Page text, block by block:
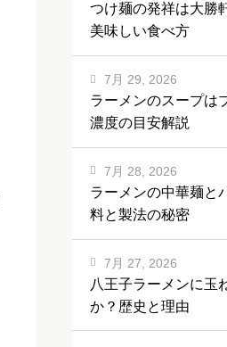
つけ麺の発祥は大勝
美味しい食べ方
ラーメンのスープは
濃度の目安解説
7月 29, 2026
ラーメンの中華麺と
料と製法の秘密
7月 28, 2026
八王子ラーメンに玉
か？歴史と理由
7月 27, 2026